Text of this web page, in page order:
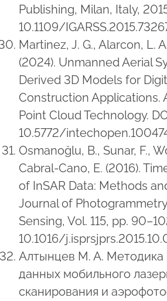
Publishing, Milan, Italy,
10.1109/
Martinez, J. G., Alarcon, L.
(2024). Unmanned Aerial
Derived 3D Models for
Construction Applications.
Point Cloud Technology.
10.5772/
Osmanoğlu, B., Sunar, F.,
Cabral-Cano, E. (2016).
of InSAR Data: Methods
Journal of
Sensing, Vol. 115, pp.
10.1016/
Алтынцев М. А. Методика
данных мобильного
сканирования и